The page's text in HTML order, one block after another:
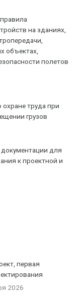
на зданиях,
объектах,
полетов
труда при
грузов
для
к проектной и
первая
2026